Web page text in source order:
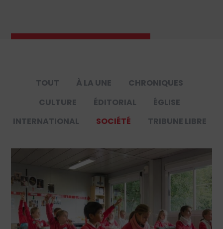
TOUT À LA UNE
CHRONIQUES
CULTURE
ÉDITORIAL
ÉGLISE
INTERNATIONAL
SOCIÉTÉ TRIBUNE LIBRE